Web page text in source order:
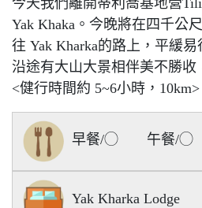
Yak Khaka。今晚將在四千公
往 Yak Kharka的路上，平緩
沿途有大山大景相伴美不勝收
<健行時間約 5~6小時，10km>
早餐/◯ 午餐/
Yak Kharka Lodge